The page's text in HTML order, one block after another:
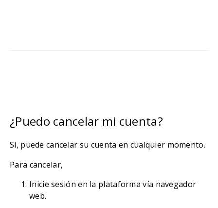
¿Puedo cancelar mi cuenta?
Sí, puede cancelar su cuenta en cualquier momento.
Para cancelar,
Inicie sesión en la plataforma vía navegador
web.